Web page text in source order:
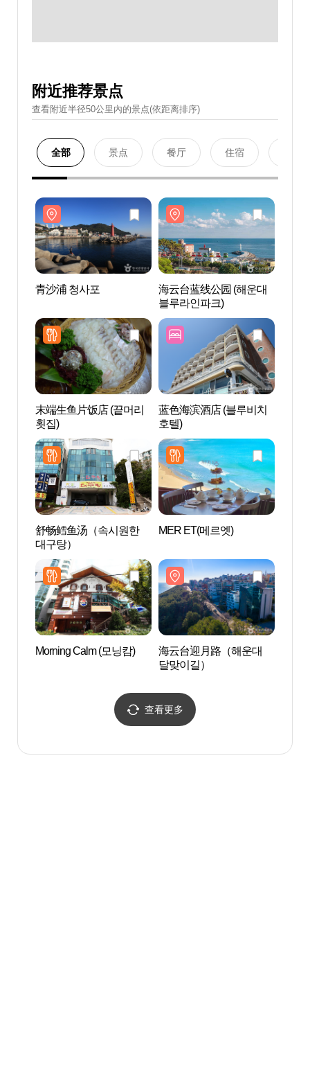
附近推荐景点
查看附近半径50公里內的景点(依距离排序)
全部 景点 餐厅 住宿
青沙浦 청사포
海云台蓝线公园 (해운대
블루라인파크)
末端生鱼片饭店 (끝머리
횟집)
蓝色海滨酒店 (블루비치
호텔)
舒畅鳕鱼汤（속시원한
대구탕）
MER ET(메르엣)
Morning Calm (모닝캄)
海云台迎月路（해운대
달맞이길）
查看更多